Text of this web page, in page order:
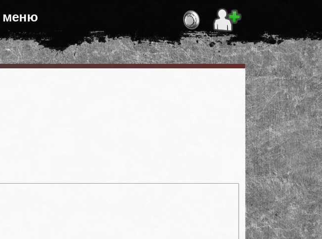
меню